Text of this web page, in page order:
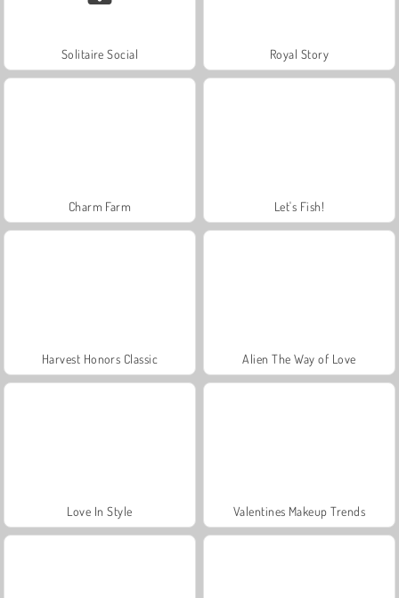
Solitaire Social Royal Story
Charm Farm Let's Fish!
Harvest Honors Classic Alien The Way of Love
Love In Style Valentines Makeup Trends